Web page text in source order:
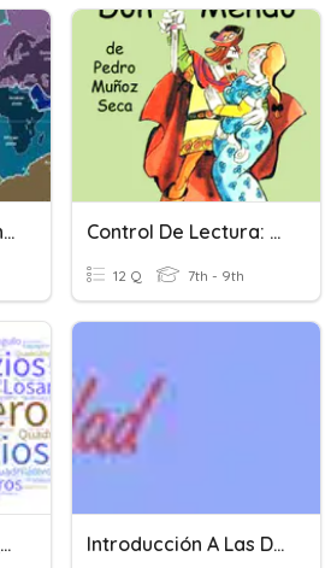
Deriva Dos Continentes Control De Lectura: "La Venganza De Don Mendo"
12 Q 7th - 9th
Classificação Dos Quadriláteros Introducción A Las Desigualdades